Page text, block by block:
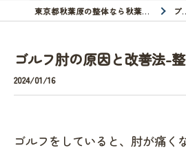
東京都秋葉原の整体なら秋葉原ボディバランス整骨院 ブログ
ゴルフ肘の原因と改善法-
2024/01/16
ゴルフをしていると、肘が痛く